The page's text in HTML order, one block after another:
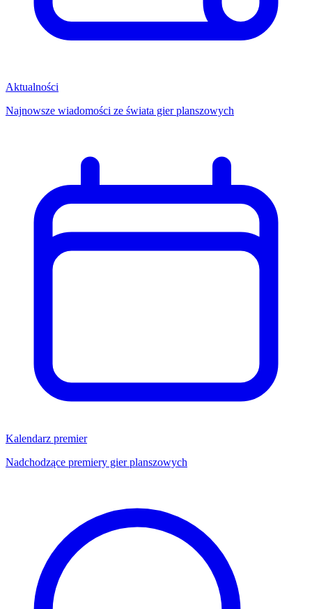
Aktualności
Najnowsze wiadomości ze świata gier planszowych
Kalendarz premier
Nadchodzące premiery gier planszowych